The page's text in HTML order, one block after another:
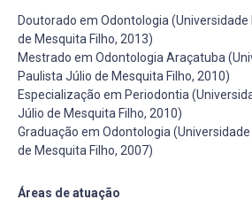
Doutorado em Odontologia
de Mesquita Filho, 2013)
Mestrado em Odontologia Araçatuba
Paulista Júlio de Mesquita Filho, 2010)
Especialização em Periodontia
Júlio de Mesquita Filho, 2010)
Graduação em Odontologia
de Mesquita Filho, 2007)
Áreas de atuação